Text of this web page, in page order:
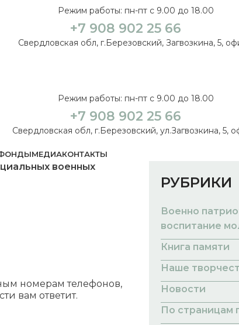
Режим работы: пн-пт с 9.00 до 18.00
+7 908 902 25 66
Свердловская обл, г.Березовский, Загвозкина, 5,
Режим работы: пн-пт с 9.00 до 18.00
+7 908 902 25 66
Свердловская обл, г.Березовский, ул.Загвозкина, 5,
МЕДИАКОНТАКТЫ
военных
номерам телефонов,
вам ответит.
РУБРИКИ
Военно
воспитание
Книга памяти
Наше
Новости
По страницам